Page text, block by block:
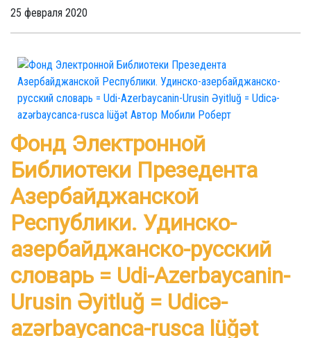
25 февраля 2020
Фонд Электронной
Библиотеки Презедента
Азербайджанской
Республики. Удинско-
азербайджанско-русский
словарь = Udi-Azerbaycanin-
Urusin Əyitluğ = Udicə-
azərbaycanca-rusca lüğət